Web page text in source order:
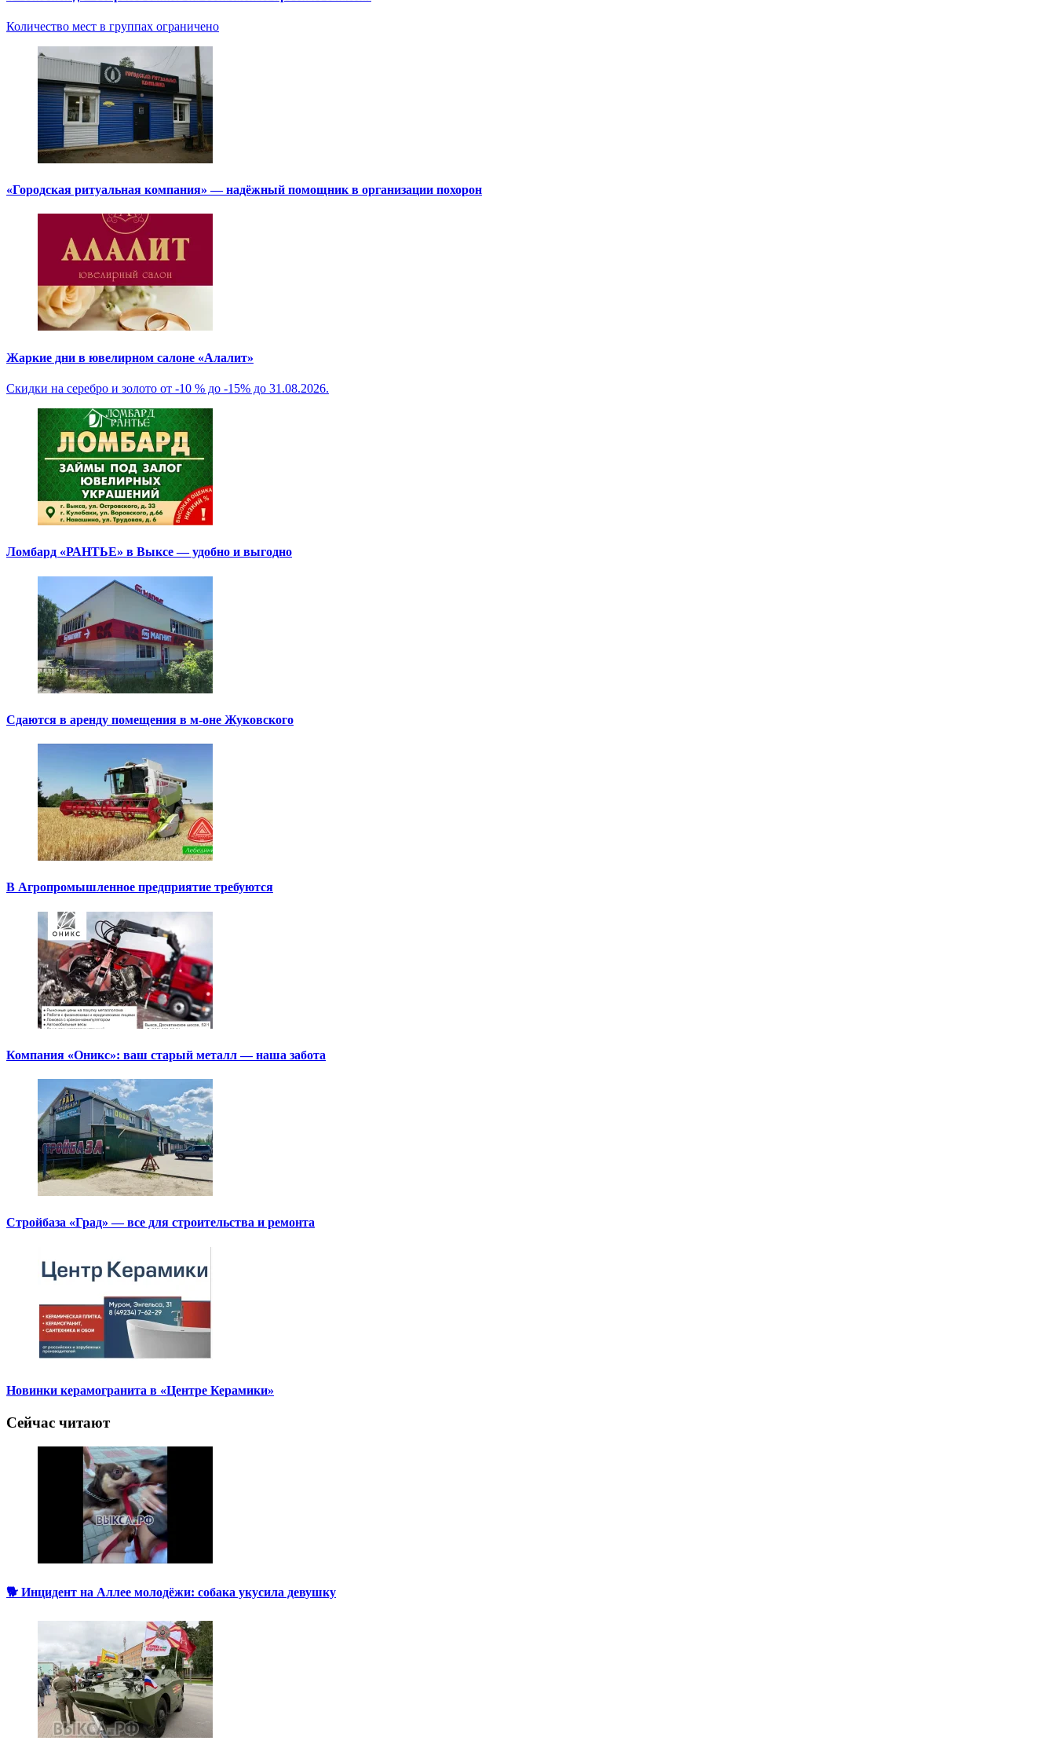
Количество мест в группах ограничено
«Городская ритуальная компания» — надёжный помощник в организации похорон
Жаркие дни в ювелирном салоне «Алалит»
Скидки на серебро и золото от -10 % до -15% до 31.08.2026.
Ломбард «РАНТЬЕ» в Выксе — удобно и выгодно
Сдаются в аренду помещения в м-оне Жуковского
В Агропромышленное предприятие требуются
Компания «Оникс»: ваш старый металл — наша забота
Стройбаза «Град» — все для строительства и ремонта
Новинки керамогранита в «Центре Керамики»
Сейчас читают
🐕 Инцидент на Аллее молодёжи: собака укусила девушку